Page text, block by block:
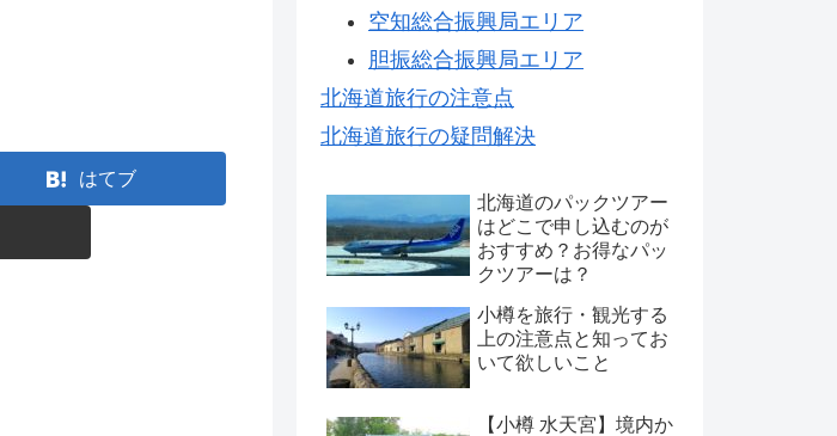
はてブ
空知総合振興局エリア
胆振総合振興局エリア
北海道旅行の注意点
北海道旅行の疑問解決
北海道のパックツアー
はどこで申し込むのが
おすすめ？お得なパッ
クツアーは？
小樽を旅行・観光する
上の注意点と知ってお
いて欲しいこと
【小樽 水天宮】境内か